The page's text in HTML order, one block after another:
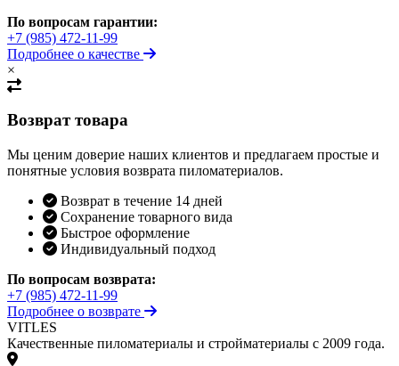
По вопросам гарантии:
+7 (985) 472-11-99
Подробнее о качестве
×
Возврат товара
Мы ценим доверие наших клиентов и предлагаем простые и
понятные условия возврата пиломатериалов.
Возврат в течение 14 дней
Сохранение товарного вида
Быстрое оформление
Индивидуальный подход
По вопросам возврата:
+7 (985) 472-11-99
Подробнее о возврате
VITLES
Качественные пиломатериалы и стройматериалы с 2009 года.